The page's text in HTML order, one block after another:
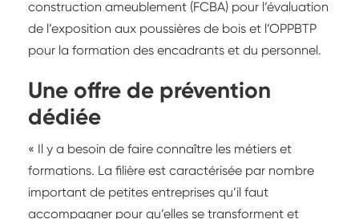
construction ameublement (FCBA) pour l’évaluation
de l’exposition aux poussières de bois et l’OPPBTP
pour la formation des encadrants et du personnel.
Une offre de prévention
dédiée
« Il y a besoin de faire connaître les métiers et
formations. La filière est caractérisée par nombre
important de petites entreprises qu’il faut
accompagner pour qu’elles se transforment et